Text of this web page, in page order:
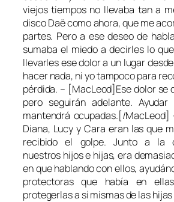
viejos tiempos no llevaba tan a
disco Daë como ahora, que me
partes. Pero a ese deseo de
sumaba el miedo a decirles lo
llevarles ese dolor a un lugar
hacer nada, ni yo tampoco para
pérdida. – [MacLeod]Ese dolor se
pero seguirán adelante.
mantendrá ocupadas.[/MacLeod]
Diana, Lucy y Cara eran las que
recibido el golpe. Junto a la
nuestros hijos e hijas, era
en que hablando con ellos,
protectoras que había en
protegerlas a sí mismas de las